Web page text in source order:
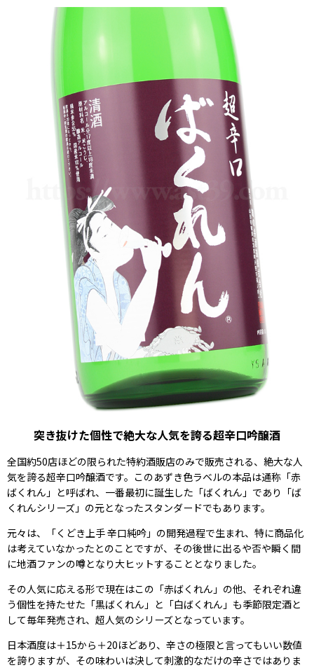
突き抜けた個性で絶大な人気を誇る超辛口吟醸酒
全国約50店ほどの限られた特約酒販店のみで販売される、絶大な人
気を誇る超辛口吟醸酒です。このあずき色ラベルの本品は通称「赤
ばくれん」と呼ばれ、一番最初に誕生した「ばくれん」であり「ば
くれんシリーズ」の元となったスタンダードでもあります。
元々は、「くどき上手 辛口純吟」の開発過程で生まれ、特に商品化
は考えていなかったとのことですが、その後世に出るや否や瞬く間
に地酒ファンの噂となり大ヒットすることとなりました。
その人気に応える形で現在はこの「赤ばくれん」の他、それぞれ違
う個性を持たせた「黒ばくれん」と「白ばくれん」も季節限定酒と
して毎年発売され、超人気のシリーズとなっています。
日本酒度は＋15から＋20ほどあり、辛さの極限と言ってもいい数値
を誇りますが、その味わいは決して刺激的なだけの辛さではありま